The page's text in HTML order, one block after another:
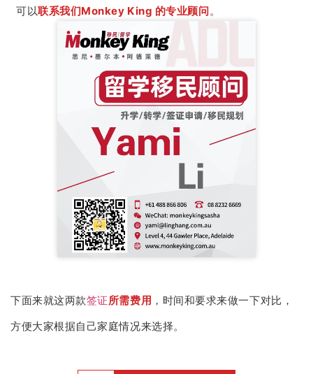
可以联系我们Monkey King 的专业顾问。
下面来就这两款签证所需费用 ，时间和要求来做一下对比，
方便大家根据自己家庭情况来选择。